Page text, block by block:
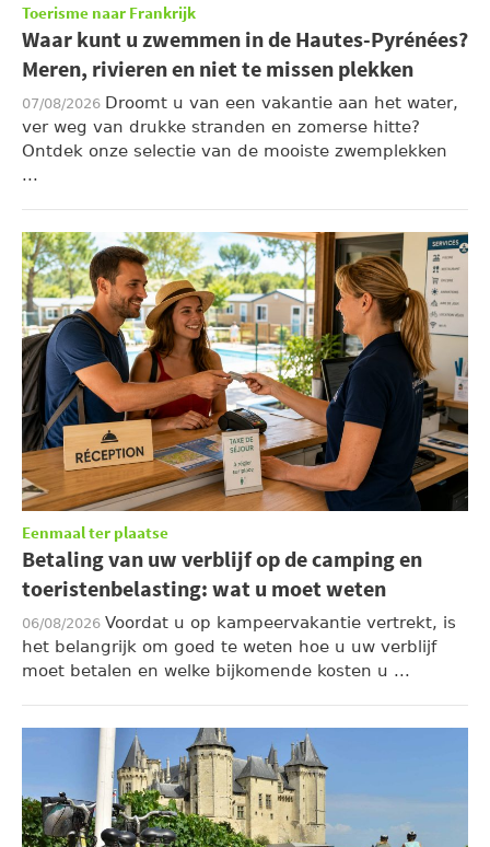
Toerisme naar Frankrijk
Waar kunt u zwemmen in de Hautes-Pyrénées?
Meren, rivieren en niet te missen plekken
07/08/2026 Droomt u van een vakantie aan het water,
ver weg van drukke stranden en zomerse hitte?
Ontdek onze selectie van de mooiste zwemplekken
...
Eenmaal ter plaatse
Betaling van uw verblijf op de camping en
toeristenbelasting: wat u moet weten
06/08/2026 Voordat u op kampeervakantie vertrekt, is
het belangrijk om goed te weten hoe u uw verblijf
moet betalen en welke bijkomende kosten u ...